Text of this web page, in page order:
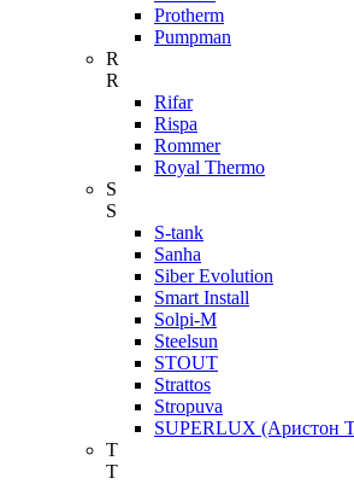
Protherm
Pumpman
R
R
Rifar
Rispa
Rommer
Royal Thermo
S
S
S-tank
Sanha
Siber Evolution
Smart Install
Solpi-M
Steelsun
STOUT
Strattos
Stropuva
SUPERLUX (Аристон
T
T